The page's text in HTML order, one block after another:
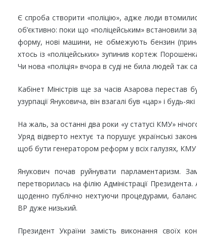
Є спроба створити «поліцію», адже люди
об’єктивно: поки що «поліцейським» встановили
форму, нові машини, не обмежують бензин
хтось із «поліцейських» зупинив кортеж
Чи нова «поліція» вчора в суді не била людей так
Кабінет Міністрів ще за часів Азарова перестав
узурпації Януковича, він взагалі був «цар» і будь-
На жаль, за останні два роки «у статусі КМУ»
Уряд відверто нехтує та порушує українські
щоб бути генератором реформ у всіх галузях,
Янукович почав руйнувати парламентаризм.
перетворилась на філію Адміністрації
щоденно публічно нехтуючи процедурами,
ВР дуже низький.
Президент України замість виконання своїх